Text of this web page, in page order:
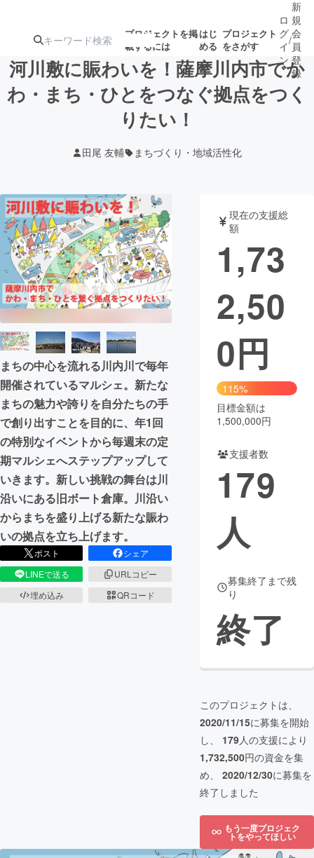
プロジェクトを掲
載するには
はじ
める
プロジェクト
をさがす
注目の新着プロ 募集終了が近いプ
テクノロジー・ガジェット
映像・映画 書籍・雑誌
ビジネス・起業 チャレンジ
まちづくり・地域活性化
CAMPFIRE for Social Good
CAMPFIRE Creation
CAMPFIREふるさと納税machi-ya コミュニティ
ロ
グ
イ
ン
/
新
規
会
員
登
録
河川敷に賑わいを！薩摩川内市でか
わ・まち・ひとをつなぐ拠点をつく
りたい！
田尾 友輔 まちづくり・地域活性化
まちの中心を流れる川内川で毎年
開催されているマルシェ。新たな
まちの魅力や誇りを自分たちの手
で創り出すことを目的に、年1回
の特別なイベントから毎週末の定
期マルシェへステップアップして
いきます。新しい挑戦の舞台は川
沿いにある旧ボート倉庫。川沿い
からまちを盛り上げる新たな賑わ
いの拠点を立ち上げます。
ポスト
シェア
LINEで送る
URLコピー
埋め込み
QRコード
現在の支援総
額
1,73
2,50
0円
115%
目標金額は
1,500,000円
支援者数
179
人
募集終了まで残
り
終了
このプロジェクトは、
2020/11/15に募集を開始
し、 179人の支援により
1,732,500円の資金を集
め、 2020/12/30に募集を
終了しました
もう一度プロジェク
トをやってほしい